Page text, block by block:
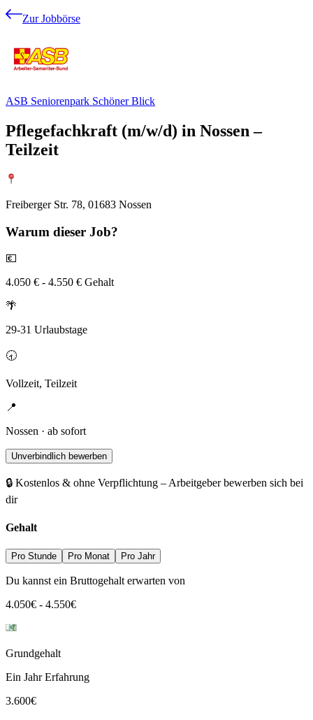
Zur Jobbörse
ASB Seniorenpark Schöner Blick
Pflegefachkraft (m/w/d) in Nossen –
Teilzeit
Freiberger Str. 78, 01683 Nossen
Warum dieser Job?
💶
4.050 € - 4.550 € Gehalt
🌴
29-31 Urlaubstage
🕣
Vollzeit, Teilzeit
📍
Nossen · ab sofort
Unverbindlich bewerben
🔒 Kostenlos & ohne Verpflichtung – Arbeitgeber bewerben sich bei
dir
Gehalt
Pro Stunde Pro Monat Pro Jahr
Du kannst ein Bruttogehalt erwarten von
4.050€ - 4.550€
Grundgehalt
Ein Jahr Erfahrung
3.600€